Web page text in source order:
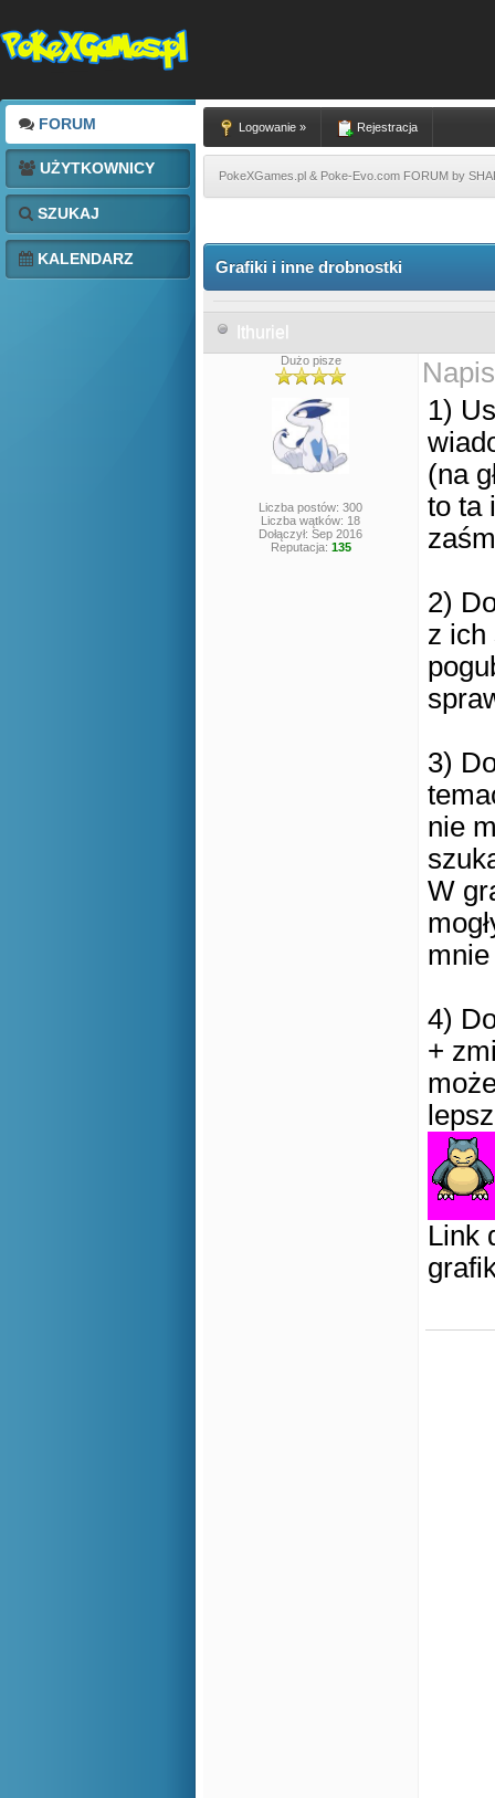
FORUM
UŻYTKOWNICY
SZUKAJ
KALENDARZ
Logowanie » Rejestracja
PokeXGames.pl & Poke-Evo.com FORUM by
Grafiki i inne drobnostki
Ithuriel
Dużo pisze
Liczba postów: 300
Liczba wątków: 18
Dołączył: Sep 2016
Reputacja: 135
1)
(na
to ta
2)
z ich
3)
nie
W
4)
+
Link